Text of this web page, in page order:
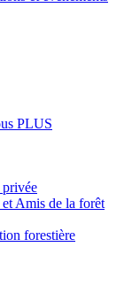
PLUS
privée
Amis de la forêt
forestière